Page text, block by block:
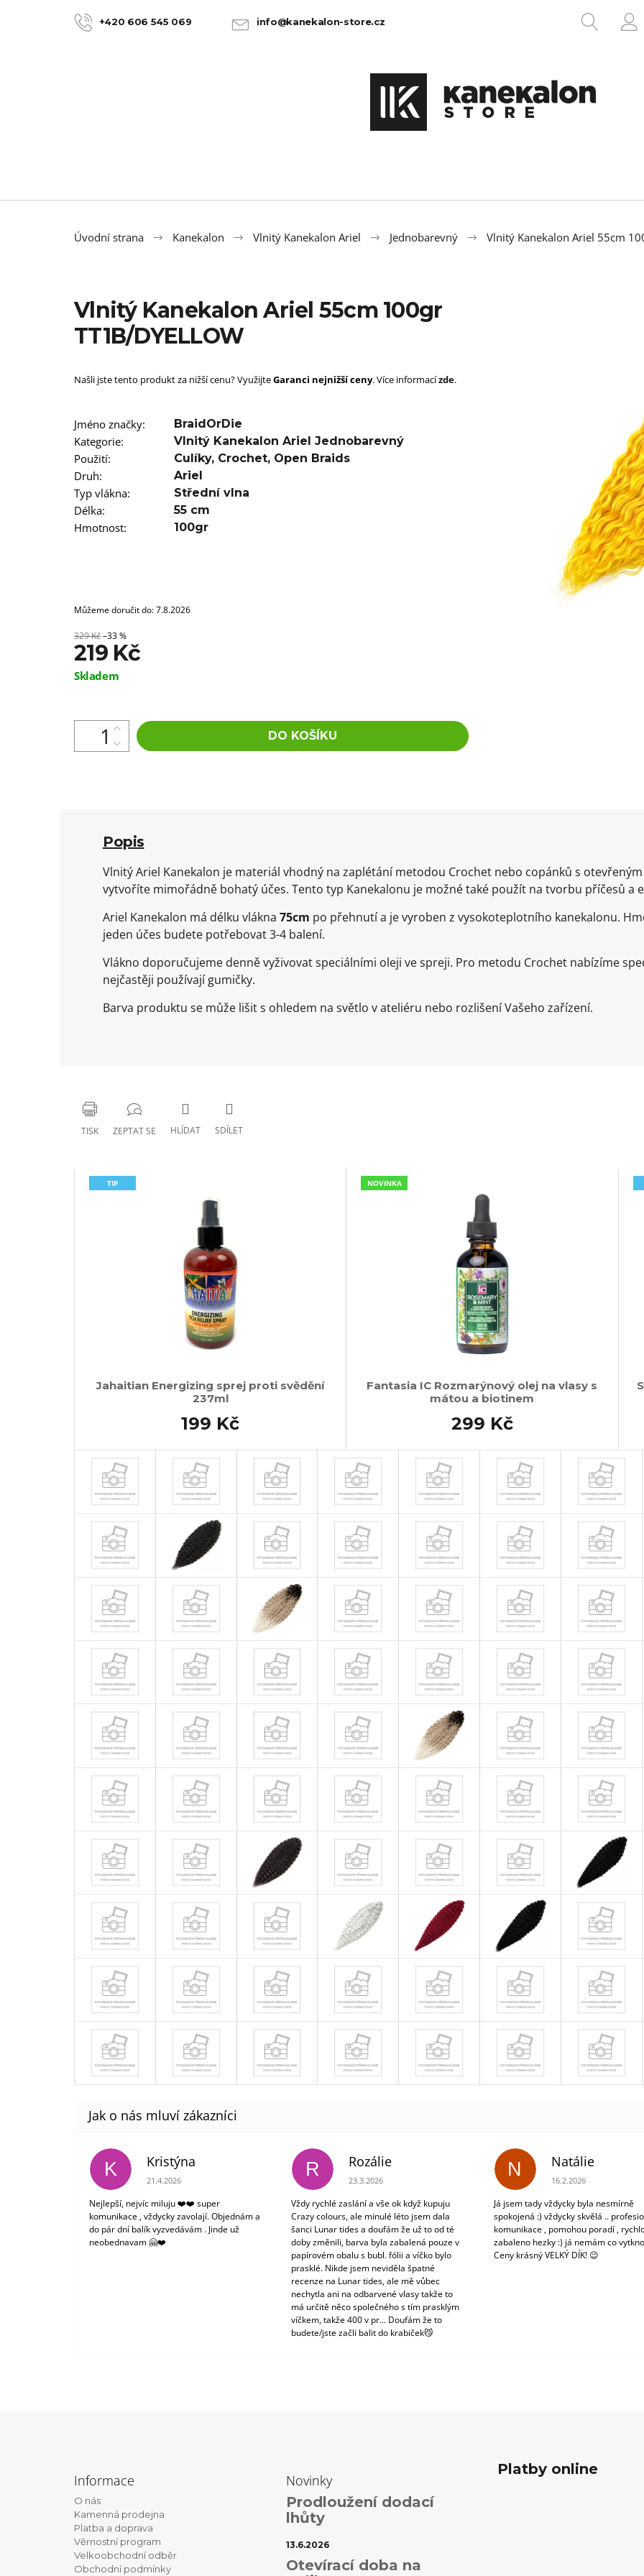
+420 606 545 069 info@kanekalon-store.cz
Úvodní strana Kanekalon Vlnitý Kanekalon Ariel Jednobarevný Vlnitý Kanekalon Ariel 55cm
Vlnitý Kanekalon Ariel 55cm 100gr
TT1B/DYELLOW
Našli jste tento produkt za nižší cenu? VyužijteGaranci nejnižší ceny. Více informacízde.
Jméno značky: BraidOrDie
Kategorie: Vlnitý Kanekalon Ariel Jednobarevný
Použití: Culíky, Crochet, Open Braids
Druh: Ariel
Typ vlákna: Střední vlna
Délka: 55 cm
Hmotnost: 100gr
Můžeme doručit do:7.8.2026
329 Kč–33 %
219 Kč
Měrná
Skladem
DO KOŠÍKU
Popis
Vlnitý Ariel Kanekalon je materiál vhodný na zaplétání metodou Crochet nebo copánků s
vytvoříte mimořádně bohatý účes. Tento typ Kanekalonu je možné také použít na tvorbu příčesů a
Ariel Kanekalon má délku vlákna 75cm po přehnutí a je vyroben z vysokoteplotního kanekalonu.
jeden účes budete potřebovat 3-4 balení.
Vlákno doporučujeme denně vyživovat speciálními oleji ve spreji. Pro metodu Crochet nabízíme
nejčastěji používají gumičky.
Barva produktu se může lišit s ohledem na světlo v ateliéru nebo rozlišení Vašeho zařízení.
TISK ZEPTAT SE HLÍDAT SDÍLET
TIP
Jahaitian Energizing sprej proti svědění
237ml
199 Kč
NOVINKA
Fantasia IC Rozmarýnový olej na vlasy s
mátou a biotinem
299 Kč
K Kristýna
Hodnocení obchodu je 5 z 5 hvězdiček.
21.4.2026
Nejlepší, nejvíc miluju ❤️❤️ super
komunikace , vždycky zavolají. Objednám a
do pár dní balík vyzvedávám . Jinde už
neobednavam 🤗❤️
R Rozálie
Hodnocení obchodu je 3 z 5 hvězdiček.
23.3.2026
Vždy rychlé zaslání a vše ok když kupuju
Crazy colours, ale minulé léto jsem dala
šanci Lunar tides a doufám že už to od té
doby změnili, barva byla zabalená pouze v
papírovém obalu s bubl. fólii a víčko bylo
prasklé. Nikde jsem neviděla špatné
recenze na Lunar tides, ale mě vůbec
nechytla ani na odbarvené vlasy takže to
má určitě něco společného s tím prasklým
víčkem, takže 400 v pr... Doufám že to
budete/jste začli balit do krabiček😼
N Natálie
Hodnocení obchodu je
16.2.2026
Já jsem tady vždycky byla nesmírně
spokojená :) vždycky skvělá ..
komunikace , pomohou poradí ,
zabaleno hezky :) já nemám co
Ceny krásný VELKÝ DÍK! 😉
Co potřebujete najít?
100% JUMBO BRAID KANEKALON 22
SUPERBRAID
99 Kč
100% EZ KANEKALON 1
Informace
O nás
Kamenná prodejna
Platba a doprava
Věrnostní program
Velkoobchodní odběr
Obchodní podmínky
Novinky
Prodloužení dodací
lhůty
13.6.2026
Otevírací doba na
Platby online